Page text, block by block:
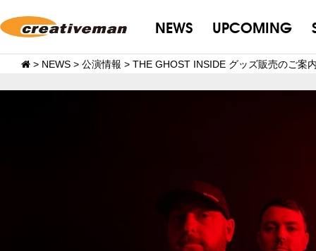
NEWS UPCOMING
> NEWS > 公演情報 > THE GHOST INSIDE グッズ販売のご案